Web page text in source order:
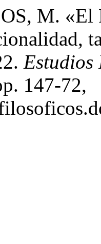
M. «El
Estudios
147-72,